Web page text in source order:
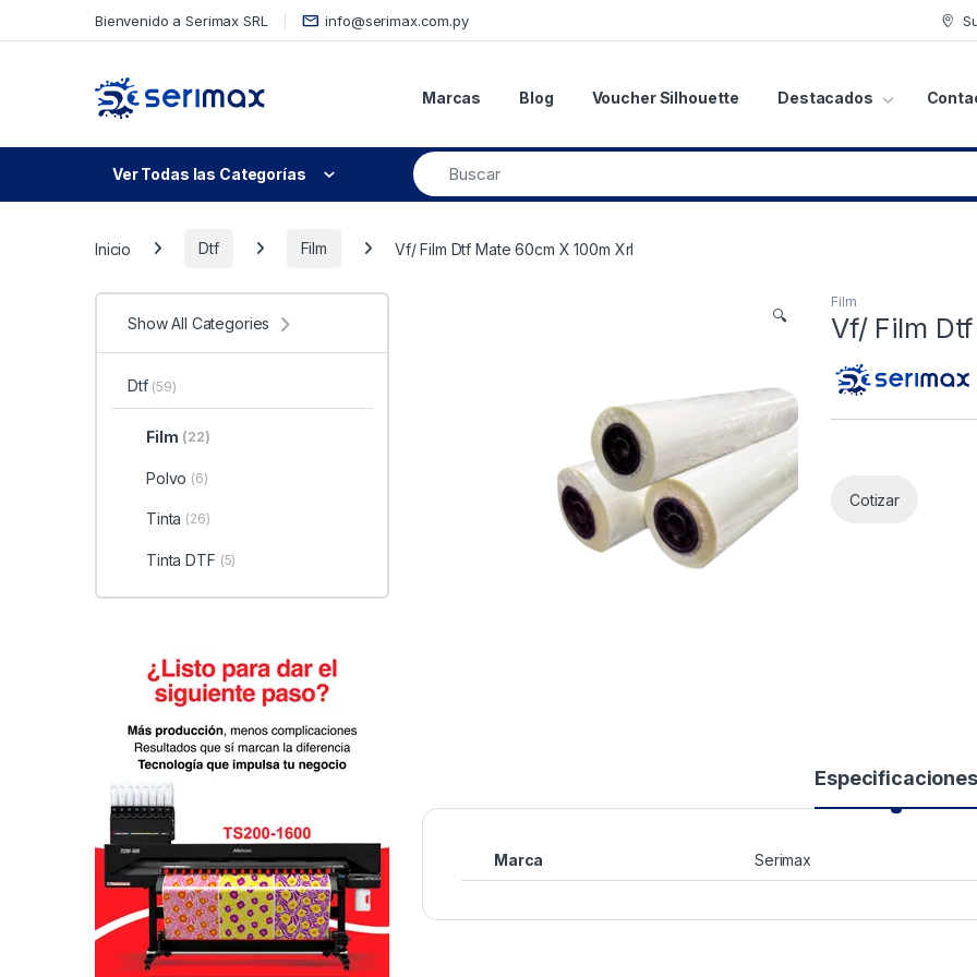
Bienvenido a Serimax SRL info@serimax.com.py
Marcas Blog Voucher Silhouette Destacados
Ver Todas las Categorías
Inicio Dtf Film Vf/ Film Dtf Mate 60cm X 100m Xrl
🔍
Film
Vf/ Film
Cotizar
Especificaciones
Marca Serimax
Show All Categories
Dtf (59)
Film (22)
Polvo (6)
Tinta (26)
Tinta DTF (5)